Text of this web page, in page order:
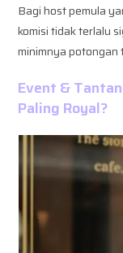
Bagi host pemula
komisi tidak terlalu
minimnya potongan
Event &
Paling Royal?